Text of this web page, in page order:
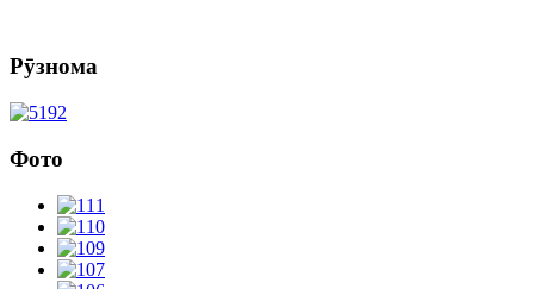
Рӯзнома
Фото